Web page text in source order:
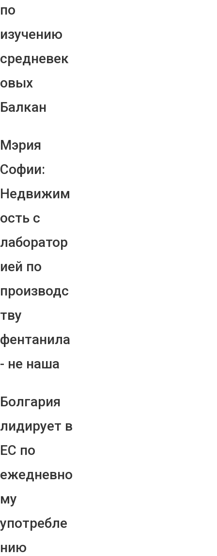
по
изучению
средневек
овых
Балкан
Мэрия
Софии:
Недвижим
ость с
лаборатор
ией по
производс
тву
фентанила
- не наша
Болгария
лидирует в
ЕС по
ежедневно
му
употребле
нию